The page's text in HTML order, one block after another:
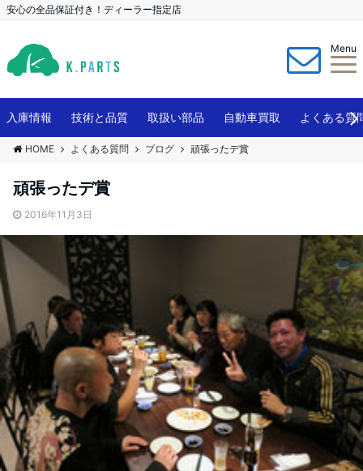
安心の全品保証付き！ディーラー指定店
Menu
入庫情報 技術と品質 取扱い部品 自動車買取 よくある質
HOME よくある質問 ブログ 頑張ったデ賞
頑張ったデ賞
2016年11月3日